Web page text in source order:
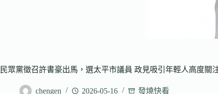
民眾黨徵召許書豪出馬，選太平市議員 政見吸引年輕人高度關
chengen 2026-05-16 發燒快看